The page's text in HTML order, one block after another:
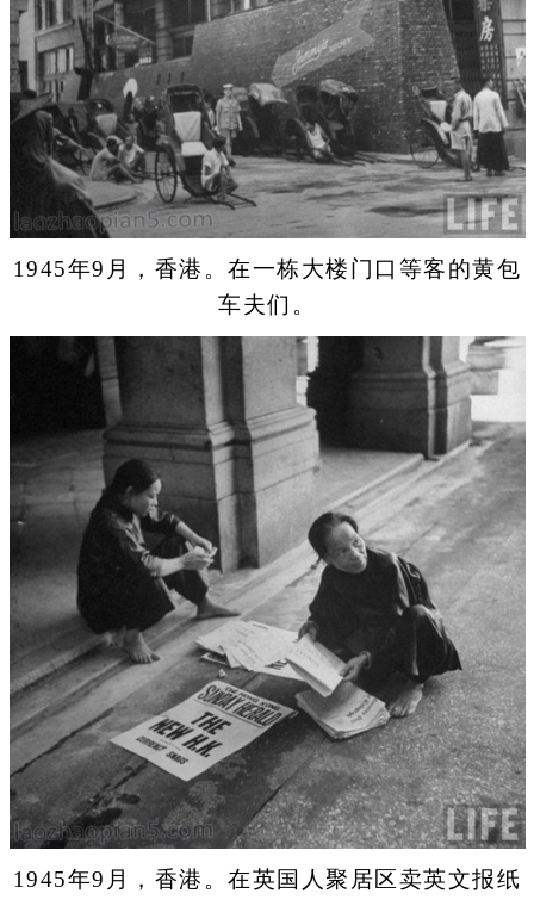
1945年9月，香港。在一栋大楼门口等客的黄包
车夫们。
1945年9月，香港。在英国人聚居区卖英文报纸